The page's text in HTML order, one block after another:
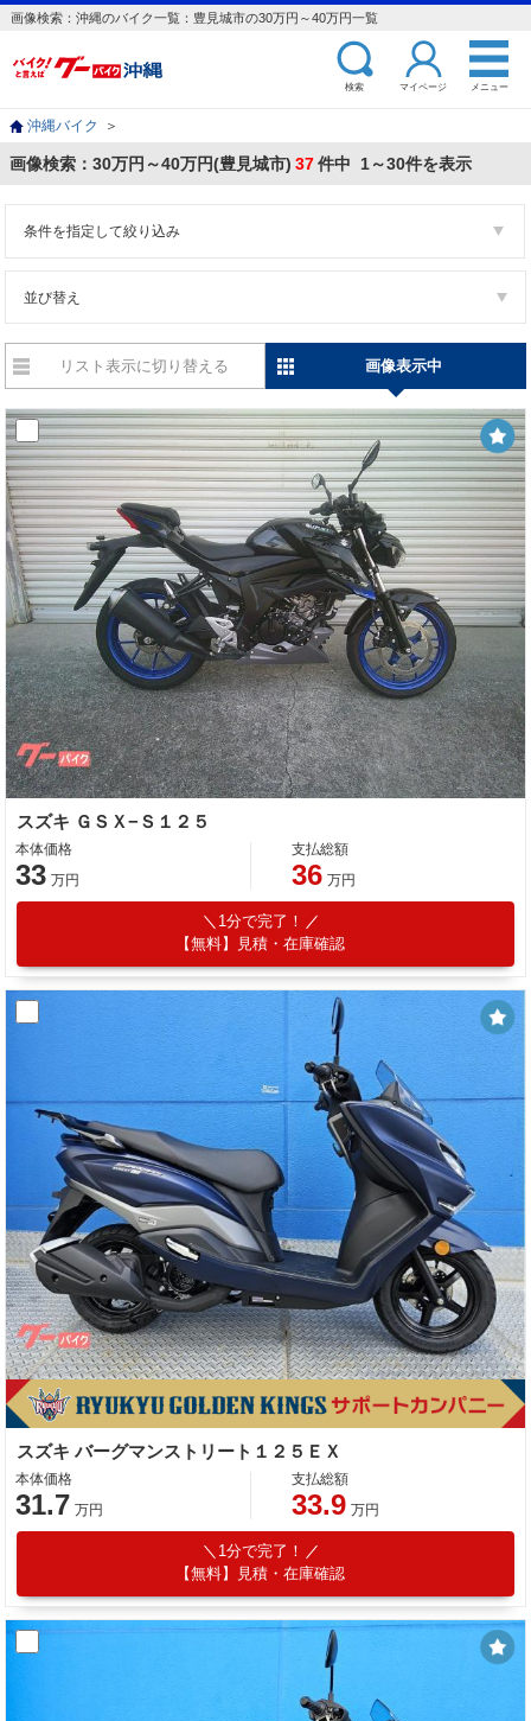
画像検索：沖縄のバイク一覧：豊見城市の30万円～40万円一覧
検索 マイページ メニュー
沖縄バイク ＞
画像検索：30万円～40万円(豊見城市) 37件中 1～30件を表示
条件を指定して絞り込み
並び替え
リスト表示に切り替える 画像表示中
スズキ ＧＳＸ−Ｓ１２５
本体価格
33 万円
支払総額
36 万円
1分で完了！
【無料】見積・在庫確認
スズキ バーグマンストリート１２５ＥＸ
本体価格
31.7 万円
支払総額
33.9 万円
1分で完了！
【無料】見積・在庫確認